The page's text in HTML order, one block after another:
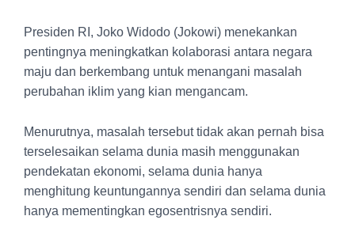
Presiden RI, Joko Widodo (Jokowi) menekankan
pentingnya meningkatkan kolaborasi antara negara
maju dan berkembang untuk menangani masalah
perubahan iklim yang kian mengancam.
Menurutnya, masalah tersebut tidak akan pernah bisa
terselesaikan selama dunia masih menggunakan
pendekatan ekonomi, selama dunia hanya
menghitung keuntungannya sendiri dan selama dunia
hanya mementingkan egosentrisnya sendiri.